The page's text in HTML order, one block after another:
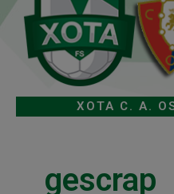
XOTA C. A.
gescrap